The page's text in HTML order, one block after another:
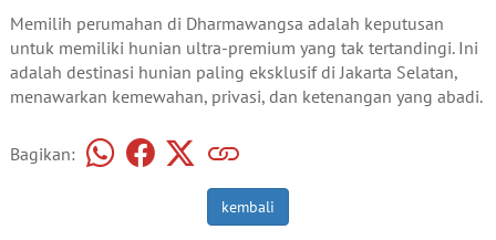
Memilih perumahan di Dharmawangsa adalah keputusan
untuk memiliki hunian ultra-premium yang tak tertandingi. Ini
adalah destinasi hunian paling eksklusif di Jakarta Selatan,
menawarkan kemewahan, privasi, dan ketenangan yang abadi.
Bagikan:
kembali